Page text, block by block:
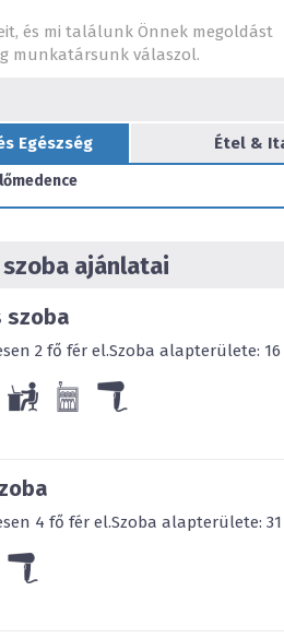
és mi találunk Önnek megoldást
munkatársunk válaszol.
Egészség Étel &
ajánlatai
szoba
2 fő fér el.Szoba alapterülete:
4 fő fér el.Szoba alapterülete: